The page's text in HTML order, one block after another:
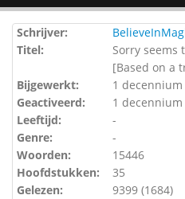
Schrijver:
Titel:
Sorry seems
[Based on a
Bijgewerkt:
1
Geactiveerd:
1
Leeftijd:
-
Genre:
-
Woorden:
15446
Hoofdstukken:
35
Gelezen:
9399 (1684)